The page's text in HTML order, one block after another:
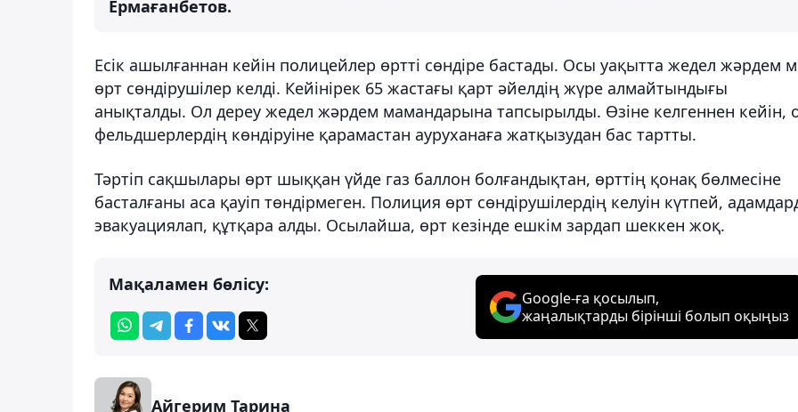
Ермағанбетов.
Есік ашылғаннан кейін полицейлер өртті сөндіре бастады. Осы уақытта жедел жәрдем
өрт сөндірушілер келді. Кейінірек 65 жастағы қарт әйелдің жүре алмайтындығы
анықталды. Ол дереу жедел жәрдем мамандарына тапсырылды. Өзіне келгеннен кейін,
фельдшерлердің көндіруіне қарамастан ауруханаға жатқызудан бас тартты.
Тәртіп сақшылары өрт шыққан үйде газ баллон болғандықтан, өрттің қонақ бөлмесіне
басталғаны аса қауіп төндірмеген. Полиция өрт сөндірушілердің келуін күтпей,
эвакуациялап, құтқара алды. Осылайша, өрт кезінде ешкім зардап шеккен жоқ.
Мақаламен бөлісу:
Google-ға қосылып,
жаңалықтарды бірінші болып оқыңыз
Айгерим Тарина